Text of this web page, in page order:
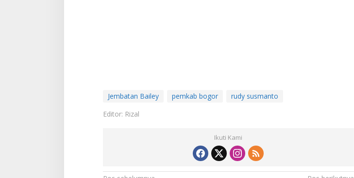
Jembatan Bailey pemkab bogor
rudy susmanto
Editor: Rizal
Ikuti Kami